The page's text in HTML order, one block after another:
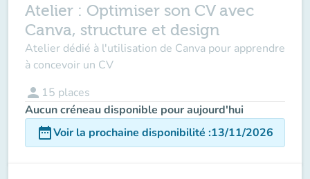
Atelier : Optimiser son CV avec
Canva, structure et design
Atelier dédié à l'utilisation de Canva pour apprendre
à concevoir un CV
person 15 places
Aucun créneau disponible pour aujourd'hui
date_rangeVoir la prochaine disponibilité :13/11/2026